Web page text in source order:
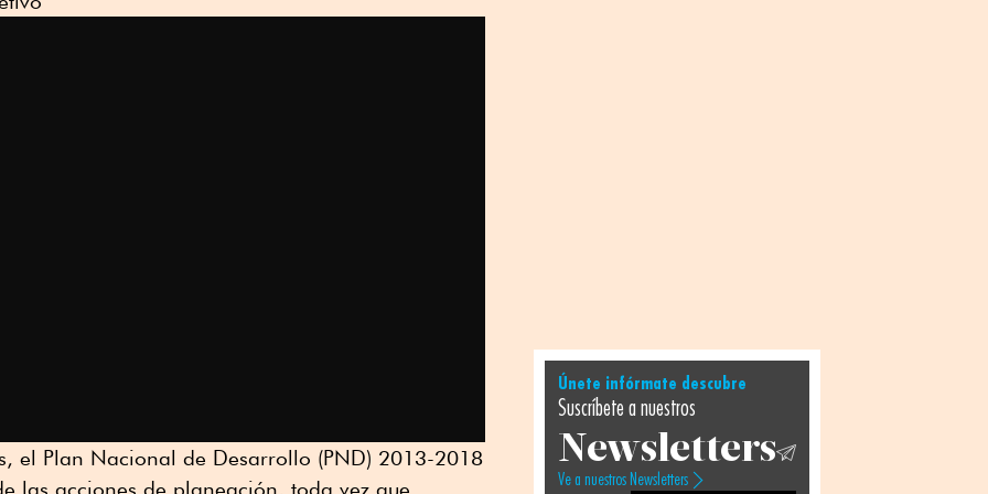
el Plan Nacional de Desarrollo (PND) 2013-2018
las acciones de planeación, toda vez que
Únete infórmate descubre
Suscríbete a nuestros
Newsletters
Ve a nuestros Newsletters